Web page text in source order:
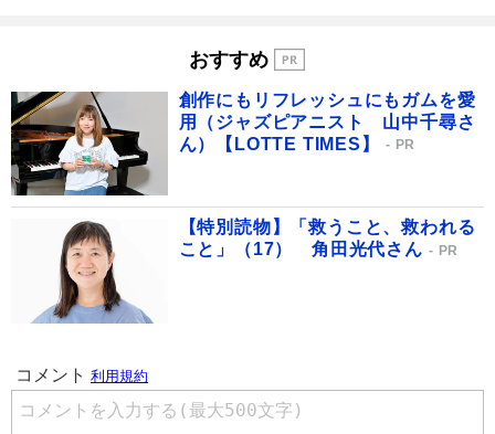
おすすめ
創作にもリフレッシュにもガムを愛
用（ジャズピアニスト 山中千尋さ
ん）【LOTTE TIMES】
PR
【特別読物】「救うこと、救われる
こと」（17） 角田光代さん
PR